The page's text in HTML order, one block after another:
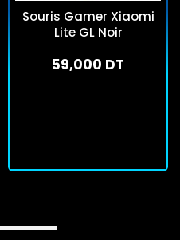
Souris Gamer Xiaomi
Lite GL Noir
59,000 DT